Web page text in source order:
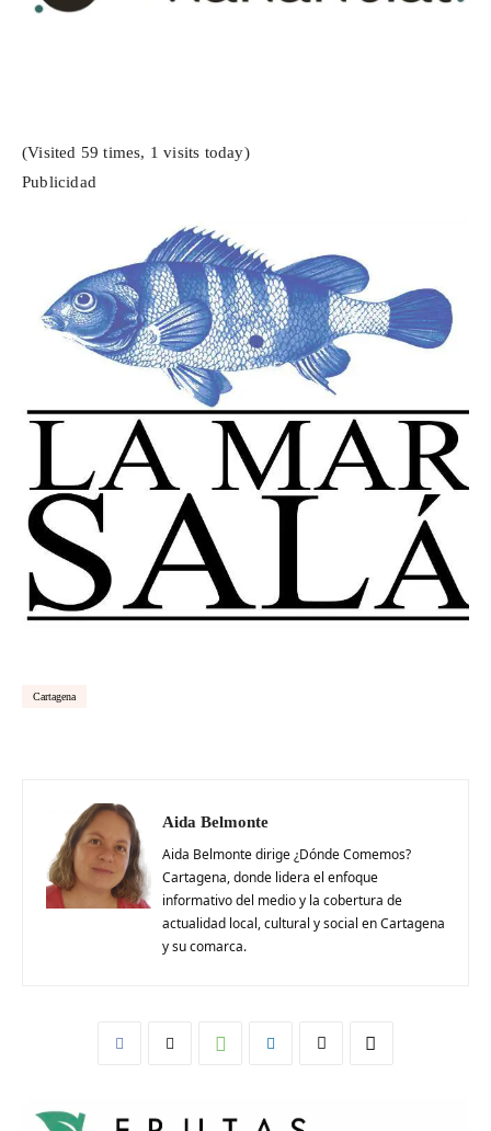
(Visited 59 times, 1 visits today)
Publicidad
Cartagena
Aida Belmonte
Aida Belmonte dirige ¿Dónde Comemos?
Cartagena, donde lidera el enfoque
informativo del medio y la cobertura de
actualidad local, cultural y social en Cartagena
y su comarca.